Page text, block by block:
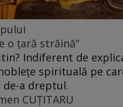
o țară străină“
Indiferent de
spirituală pe
de-a dreptul.
CUȚITARU